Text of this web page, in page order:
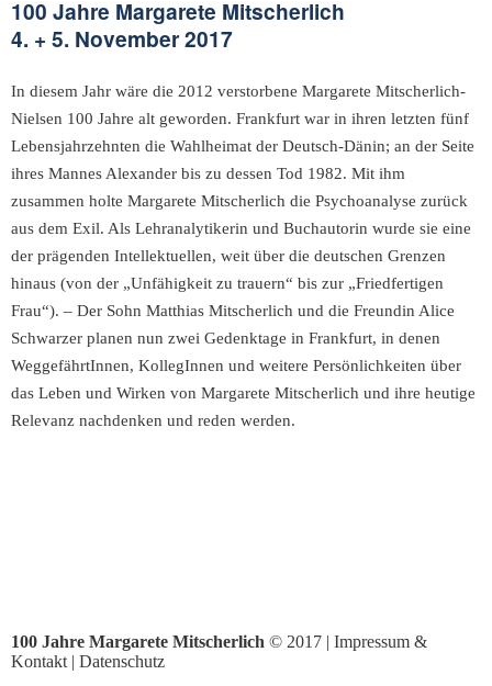
100 Jahre Margarete Mitscherlich
4. + 5. November 2017
In diesem Jahr wäre die 2012 verstorbene Margarete Mitscherlich-
Nielsen 100 Jahre alt geworden. Frankfurt war in ihren letzten fünf
Lebensjahrzehnten die Wahlheimat der Deutsch-Dänin; an der Seite
ihres Mannes Alexander bis zu dessen Tod 1982. Mit ihm
zusammen holte Margarete Mitscherlich die Psychoanalyse zurück
aus dem Exil. Als Lehranalytikerin und Buchautorin wurde sie eine
der prägenden Intellektuellen, weit über die deutschen Grenzen
hinaus (von der „Unfähigkeit zu trauern“ bis zur „Friedfertigen
Frau“). – Der Sohn Matthias Mitscherlich und die Freundin Alice
Schwarzer planen nun zwei Gedenktage in Frankfurt, in denen
WeggefährtInnen, KollegInnen und weitere Persönlichkeiten über
das Leben und Wirken von Margarete Mitscherlich und ihre heutige
Relevanz nachdenken und reden werden.
100 Jahre Margarete Mitscherlich © 2017 | Impressum &
Kontakt | Datenschutz